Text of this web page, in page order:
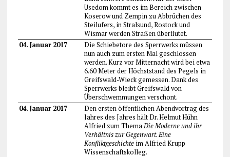
Usedom kommt es im Bereich zwischen
Koserow und Zempin zu Abbrüchen des
Steilufers, in Stralsund, Rostock und
Wismar werden Straßen überflutet.
04. Januar 2017
Die Schiebetore des Sperrwerks müssen
nun auch zum ersten Mal geschlossen
werden. Kurz vor Mitternacht wird bei etwa
6.60 Meter der Höchststand des Pegels in
Greifswald-Wieck gemessen. Dank des
Sperrwerks bleibt Greifswald von
Überschwemmungen verschont.
04. Januar 2017
Den ersten öffentlichen Abendvortrag des
Jahres des Jahres hält Dr. Helmut Hühn
Alfried zum ThemaDie Moderne und ihr
Verhältnis zur Gegenwart. Eine
Konfliktgeschichteim Alfried Krupp
Wissenschaftskolleg.